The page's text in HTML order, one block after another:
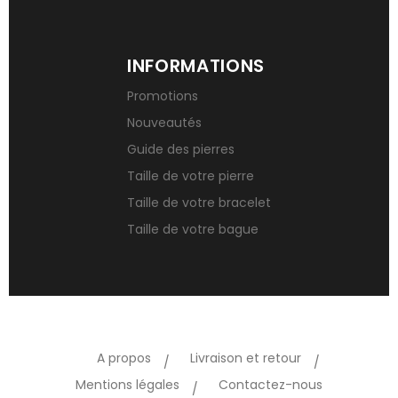
INFORMATIONS
Promotions
Nouveautés
Guide des pierres
Taille de votre pierre
Taille de votre bracelet
Taille de votre bague
A propos
Livraison et retour
Mentions légales
Contactez-nous